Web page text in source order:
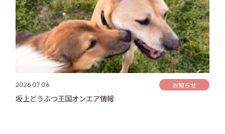
2026.07.06 お知らせ
坂上どうぶつ王国オンエア情報